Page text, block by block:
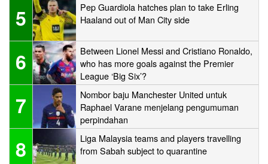
5
Pep Guardiola hatches plan to take Erling
Haaland out of Man City side
6
Between Lionel Messi and Cristiano Ronaldo,
who has more goals against the Premier
League ‘Big Six’?
7
Nombor baju Manchester United untuk
Raphael Varane menjelang pengumuman
perpindahan
8
Liga Malaysia teams and players travelling
from Sabah subject to quarantine